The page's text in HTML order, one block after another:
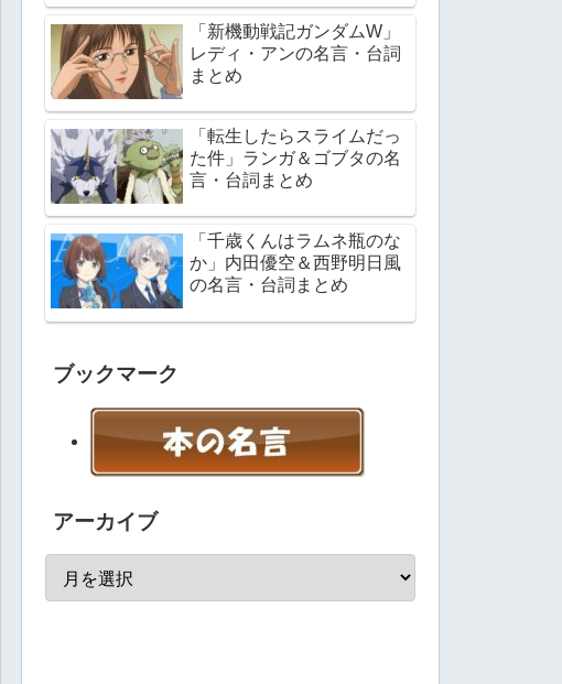
「新機動戦記ガンダムW」
レディ・アンの名言・台詞
まとめ
「転生したらスライムだっ
た件」ランガ＆ゴブタの名
言・台詞まとめ
「千歳くんはラムネ瓶のな
か」内田優空＆西野明日風
の名言・台詞まとめ
ブックマーク
アーカイブ